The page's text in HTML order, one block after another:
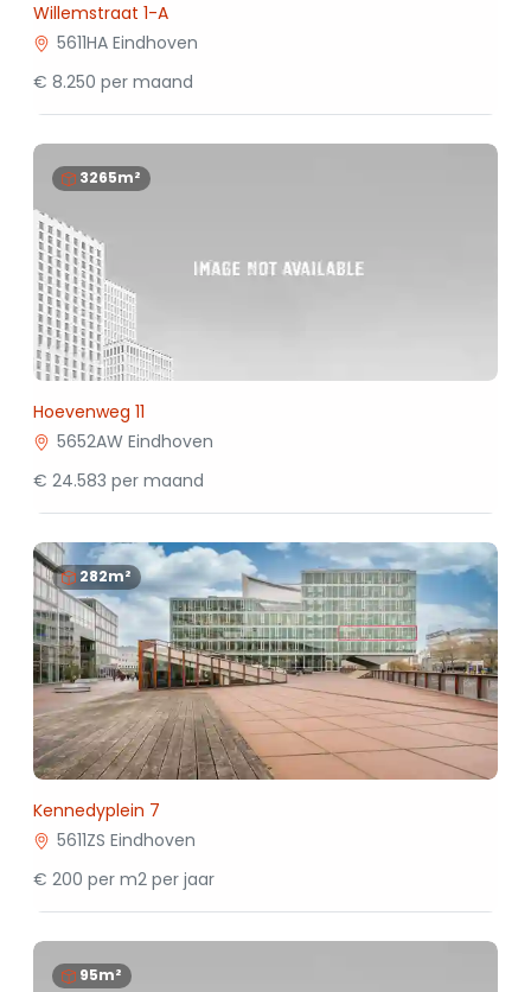
Willemstraat 1-A
5611HA Eindhoven
€ 8.250 per maand
3265m²
Hoevenweg 11
5652AW Eindhoven
€ 24.583 per maand
282m²
Kennedyplein 7
5611ZS Eindhoven
€ 200 per m2 per jaar
95m²